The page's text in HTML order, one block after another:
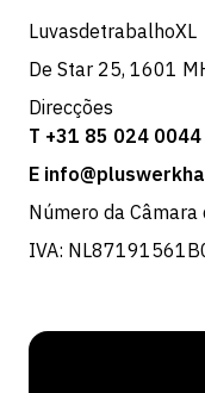
LuvasdetrabalhoXL
De Star 25, 1601
Direcções
T +31 85 024 0044
E
Número da
IVA: